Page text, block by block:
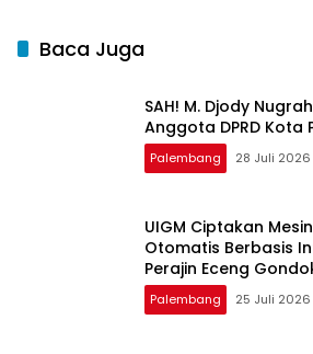
Baca Juga
SAH! M. Djody
Anggota DPRD Kota
Palembang 28 Juli 2026
UIGM Ciptakan
Otomatis Berbasis
Perajin Eceng
Palembang 25 Juli 2026